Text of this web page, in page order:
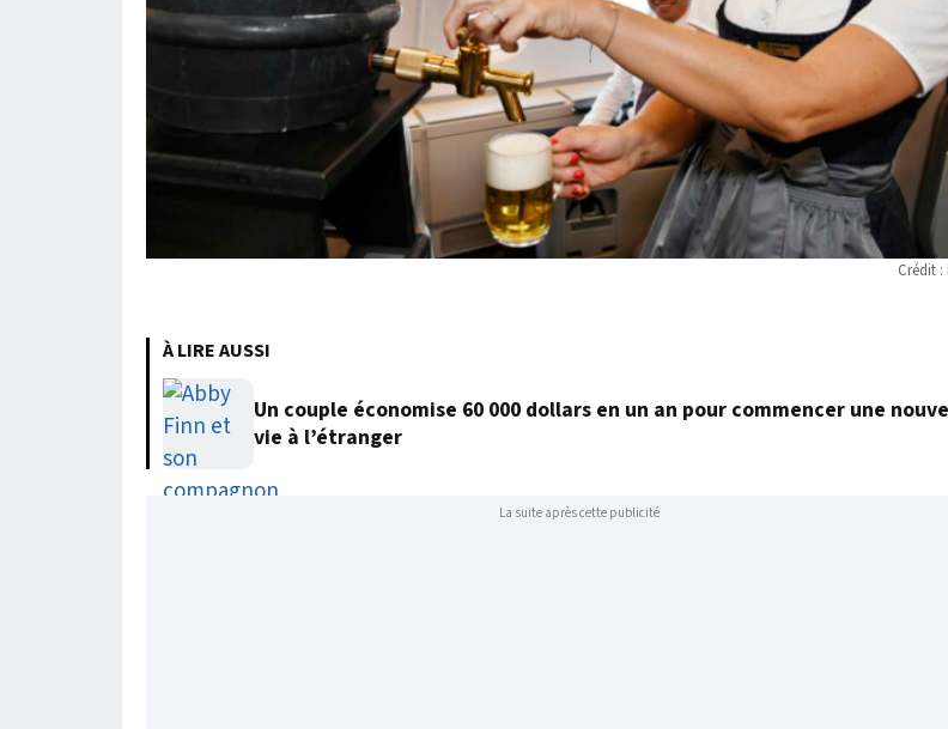
Crédit
À LIRE AUSSI
Un couple économise 60 000 dollars en un an pour commencer une
vie à l’étranger
La suite après cette publicité